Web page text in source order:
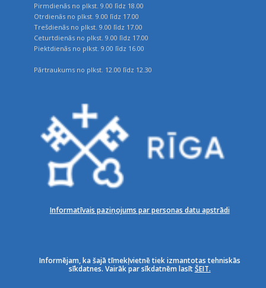
Pirmdienās no plkst. 9.00 līdz 18.00
Otrdienās no plkst. 9.00 līdz 17.00
Trešdienās no plkst. 9.00 līdz 17.00
Ceturtdienās no plkst. 9.00 līdz 17.00
Piektdienās no plkst. 9.00 līdz 16.00
Pārtraukums no plkst. 12.00 līdz 12.30
Informatīvais paziņojums par personas datu apstrādi
Informējam, ka šajā tīmekļvietnē tiek izmantotas tehniskās
sīkdatnes. Vairāk par sīkdatnēm lasītŠEIT.